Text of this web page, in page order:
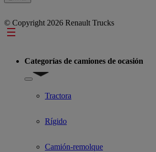
© Copyright 2026 Renault Trucks
Footer
Categorías de camiones de ocasión
Show submenu for Categorías de camiones
Tractora
Rígido
Camión-remolque